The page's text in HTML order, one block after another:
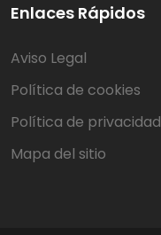
Enlaces Rápidos
Aviso Legal
Política de cookies
Política de privacidad
Mapa del sitio